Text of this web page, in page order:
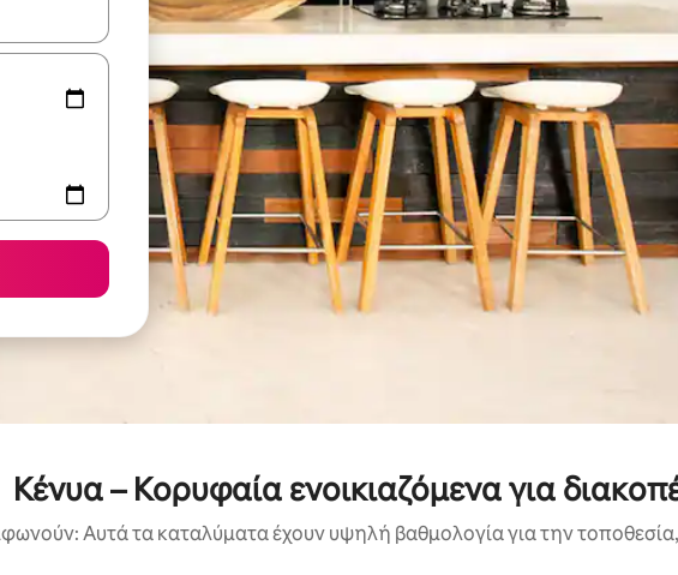
μπορείτε να πλοηγηθείτε στη σελίδα με τα κουμπιά πάνω και κάτω βέλους, να
Κένυα – Κορυφαία ενοικιαζόμενα για
Αυτά τα καταλύματα έχουν υψηλή βαθμολογία για την